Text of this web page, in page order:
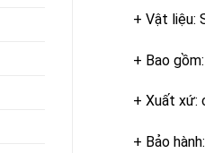
+ Vật liệu:
+ Bao
+ Xuất xứ:
+ Bảo